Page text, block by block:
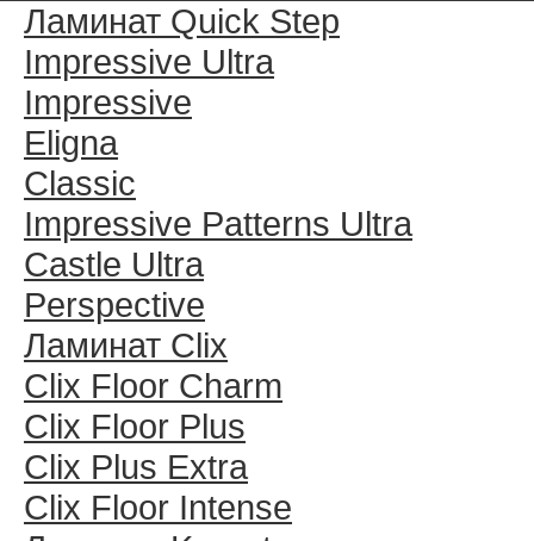
Ламинат Quick Step
Impressive Ultra
Impressive
Eligna
Classic
Impressive Patterns Ultra
Castle Ultra
Perspective
Ламинат Clix
Clix Floor Charm
Clix Floor Plus
Clix Plus Extra
Clix Floor Intense